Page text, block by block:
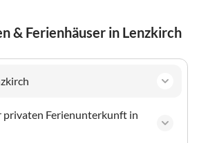
& Ferienhäuser in Lenzkirch
privaten Ferienunterkunft in